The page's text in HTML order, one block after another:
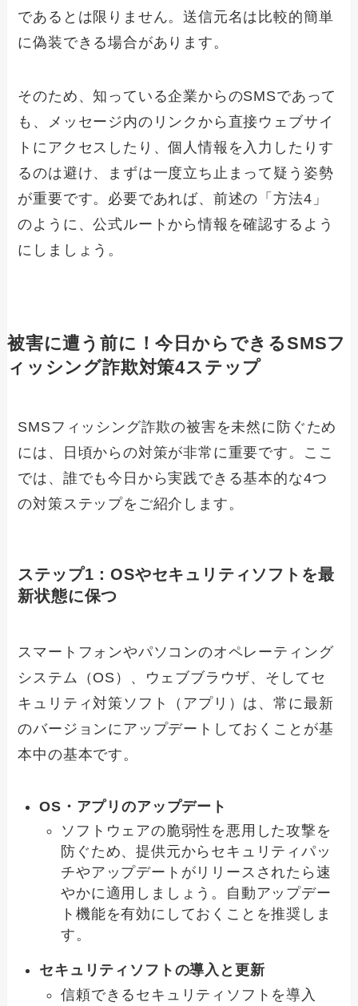
であるとは限りません。送信元名は比較的簡単
に偽装できる場合があります。
そのため、知っている企業からのSMSであって
も、メッセージ内のリンクから直接ウェブサイ
トにアクセスしたり、個人情報を入力したりす
るのは避け、まずは一度立ち止まって疑う姿勢
が重要です。必要であれば、前述の「方法4」
のように、公式ルートから情報を確認するよう
にしましょう。
被害に遭う前に！今日からできるSMSフ
ィッシング詐欺対策4ステップ
SMSフィッシング詐欺の被害を未然に防ぐため
には、日頃からの対策が非常に重要です。ここ
では、誰でも今日から実践できる基本的な4つ
の対策ステップをご紹介します。
ステップ1：OSやセキュリティソフトを最
新状態に保つ
スマートフォンやパソコンのオペレーティング
システム（OS）、ウェブブラウザ、そしてセ
キュリティ対策ソフト（アプリ）は、常に最新
のバージョンにアップデートしておくことが基
本中の基本です。
OS・アプリのアップデート
ソフトウェアの脆弱性を悪用した攻撃を
防ぐため、提供元からセキュリティパッ
チやアップデートがリリースされたら速
やかに適用しましょう。自動アップデー
ト機能を有効にしておくことを推奨しま
す。
セキュリティソフトの導入と更新
信頼できるセキュリティソフトを導入